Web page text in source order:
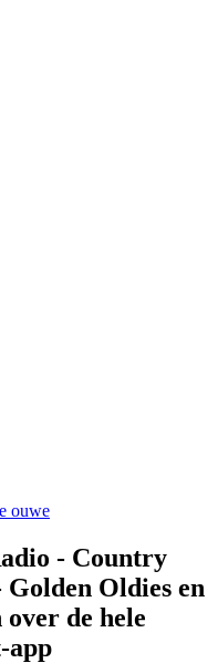
ouwe
- Country
Oldies en
de hele
app